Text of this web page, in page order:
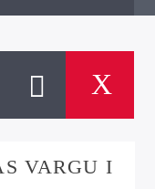
VARGU I